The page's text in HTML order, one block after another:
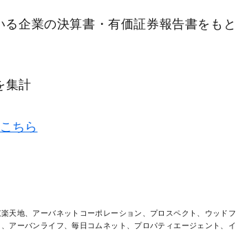
企業の決算書・有価証券報告書をもと
集計
ちら
天地、アーバネットコーポレーション、プロスペクト、ウッドフ
アーバンライフ、毎日コムネット、プロパティエージェント、イ